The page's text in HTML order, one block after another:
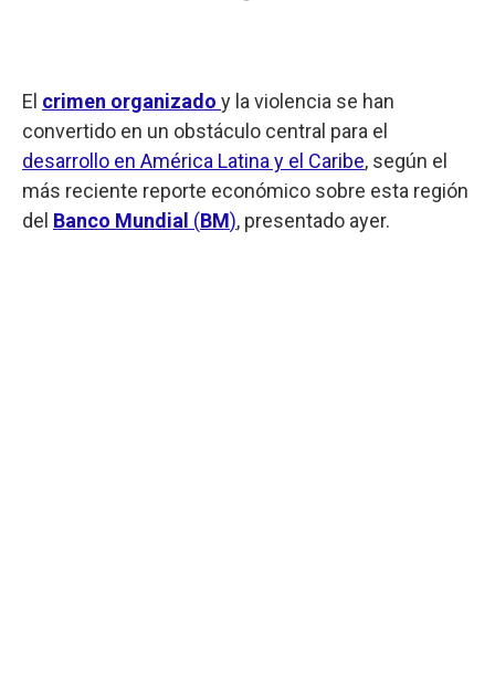
El crimen organizado y la violencia se han
convertido en un obstáculo central para el
desarrollo en América Latina y el Caribe, según el
más reciente reporte económico sobre esta región
del Banco Mundial (BM), presentado ayer.